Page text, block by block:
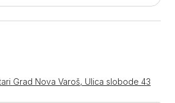
Grad Nova Varoš, Ulica slobode 43